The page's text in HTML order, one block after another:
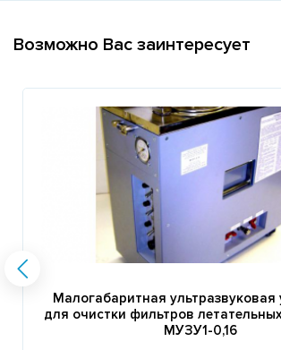
Возможно Вас заинтересует
Малогабаритная ультразвуковая
для очистки фильтров
МУЗУ1-0,16